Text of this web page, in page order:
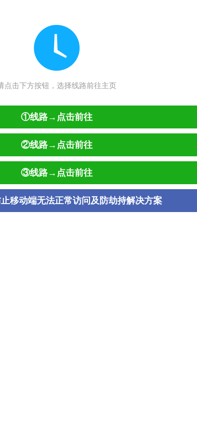
点击下方按钮，选择线路前往主页
①线路→点击前往
②线路→点击前往
③线路→点击前往
移动端无法正常访问及防劫持解决方案